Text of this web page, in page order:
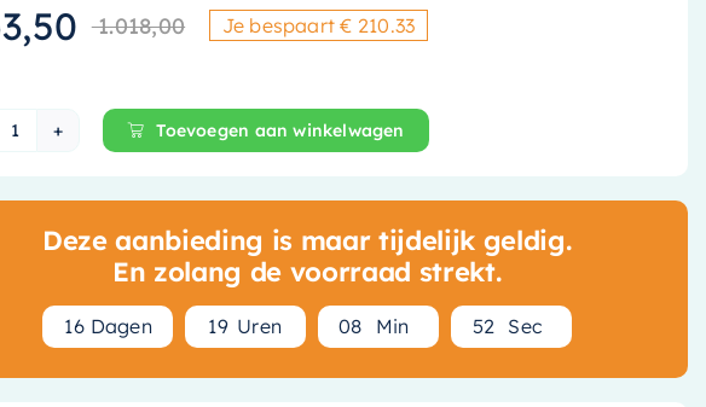
1.018,00Oorspronkelijke prijs was: €
Huidige prijs is: € 763,50.
Je bespaart € 210.33
Hotbath Gal Inbouw thermostaat - Met 2 Stopkranen - Chroom -
Toevoegen aan winkelwagen
Deze aanbieding is maar tijdelijk geldig.
En zolang de voorraad strekt.
16 Dagen 19 Uren 08 Min 51 Sec